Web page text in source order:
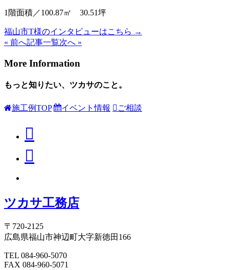
1階面積／100.87㎡ 30.51坪
福山市T様のインタビューはこちら →
« 前へ記事一覧次へ »
More Information
もっと知りたい、ツカサのこと。
施工例TOP イベント情報 ご相談
ツカサ工務店
〒720-2125
広島県福山市神辺町大字新徳田166
TEL 084-960-5070
FAX 084-960-5071